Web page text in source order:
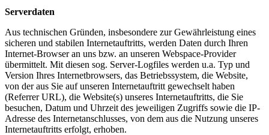
Serverdaten
Aus technischen Gründen, insbesondere zur Gewährleistung eines
sicheren und stabilen Internetauftritts, werden Daten durch Ihren
Internet-Browser an uns bzw. an unseren Webspace-Provider
übermittelt. Mit diesen sog. Server-Logfiles werden u.a. Typ und
Version Ihres Internetbrowsers, das Betriebssystem, die Website,
von der aus Sie auf unseren Internetauftritt gewechselt haben
(Referrer URL), die Website(s) unseres Internetauftritts, die Sie
besuchen, Datum und Uhrzeit des jeweiligen Zugriffs sowie die IP-
Adresse des Internetanschlusses, von dem aus die Nutzung unseres
Internetauftritts erfolgt, erhoben.